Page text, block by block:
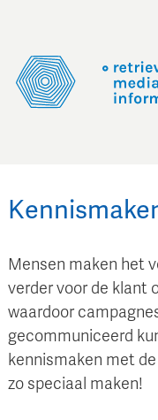
Mensen maken het
verder voor de klant
waardoor
gecommuniceerd
kennismaken met
zo speciaal maken!